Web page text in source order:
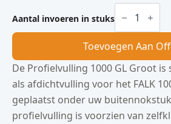
Aantal invoeren in stuks
Profielvulling
Groot
1000
GL
(Zelfklevend)
aantal
Toevoegen Aan
De Profielvulling 1000 GL Groot
als afdichtvulling voor het FALK
geplaatst onder uw
profielvulling is voorzien van